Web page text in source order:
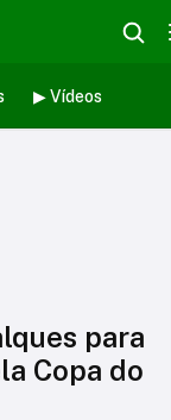
▶ Vídeos
para
Copa do